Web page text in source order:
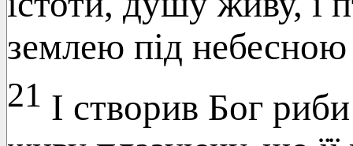
землею під
21 І створив Бог